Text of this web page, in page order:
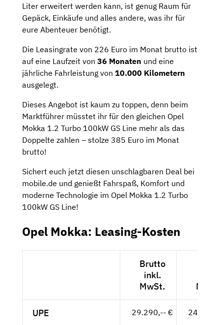
Liter erweitert werden kann, ist genug Raum für
Gepäck, Einkäufe und alles andere, was ihr für
eure Abenteuer benötigt.
Die Leasingrate von 226 Euro im Monat brutto ist
auf eine Laufzeit von 36 Monaten und eine
jährliche Fahrleistung von 10.000 Kilometern
ausgelegt.
Dieses Angebot ist kaum zu toppen, denn beim
Marktführer müsstet ihr für den gleichen Opel
Mokka 1.2 Turbo 100kW GS Line mehr als das
Doppelte zahlen – stolze 385 Euro im Monat
brutto!
Sichert euch jetzt diesen unschlagbaren Deal bei
mobile.de und genießt Fahrspaß, Komfort und
moderne Technologie im Opel Mokka 1.2 Turbo
100kW GS Line!
Opel Mokka: Leasing-Kosten
Brutto
inkl.
MwSt.
UPE 29.290,-- €